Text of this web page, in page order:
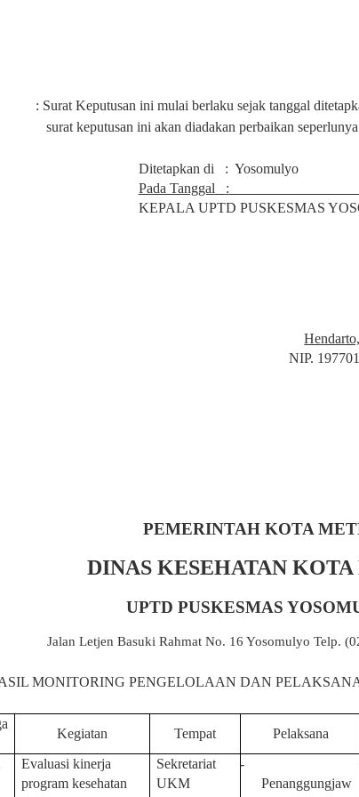
: Surat Keputusan ini mulai berlaku sejak tanggal
surat keputusan ini akan diadakan perbaikan
Ditetapkan di : Yosomulyo
Pada Tanggal
:
KEPALA UPTD PUSKESMAS
NIP.
PEMERINTAH KOTA
DINAS KESEHATAN
UPTD PUSKESMAS
Jalan Letjen Basuki Rahmat No. 16 Yosomulyo Telp.
MONITORING PENGELOLAAN DAN
Kegiatan Tempat Pelaksana
Evaluasi kinerja
program kesehatan
Sekretariat
UKM
-
Penanggungjaw